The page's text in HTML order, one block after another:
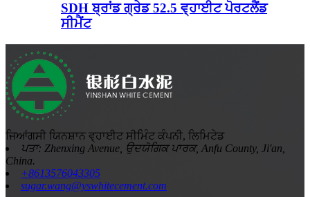
SDH ਬ੍ਰਾਂਡ ਗ੍ਰੇਡ 52.5 ਵ੍ਹਾਈਟ ਪੋਰਟਲੈਂਡ
ਸੀਮੈਂਟ
ਜਿਆਂਗਸੀ ਯਿਨਸ਼ਾਨ ਵ੍ਹਾਈਟ ਸੀਮਿੰਟ ਕੰਪਨੀ, ਲਿਮਿਟੇਡ
ਪਤਾ: Zhenxing Avenue, ਉਦਯੋਗਿਕ ਪਾਰਕ, ​​Anfu County, Ji'an,
China.
+8613576043305
sugar.wang@yswhitecement.com